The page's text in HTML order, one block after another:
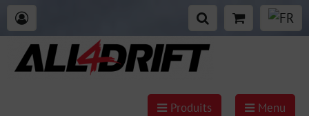
Produits Menu